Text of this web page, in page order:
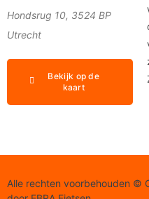
Hondsrug 10, 3524 BP
Utrecht
Bekijk op de
kaart
Alle rechten voorbehouden ©